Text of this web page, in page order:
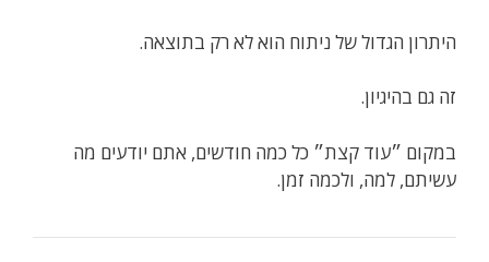
היתרון הגדול של ניתוח הוא לא רק בתוצאה.
זה גם בהיגיון.
במקום ״עוד קצת״ כל כמה חודשים, אתם יודעים מה
עשיתם, למה, ולכמה זמן.